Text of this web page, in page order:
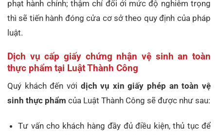
phạt hành chính; thậm chí đối ới mức độ nghiêm trọng
thì sẽ tiến hành đóng cửa cơ sở theo quy định của pháp
luật.
Dịch vụ cấp giấy chứng nhận vệ sinh an toàn
thực phẩm tại Luật Thành Công
Quý khách đến với dịch vụ xin giấy phép an toàn vệ
sinh thực phẩm của Luật Thành Công sẽ được như sau:
Tư vấn cho khách hàng đầy đủ điều kiện, thủ tục để